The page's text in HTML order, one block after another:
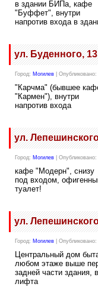
в здании БИПа, кафе
"Буффет", внутри
напротив входа в
ул. Буденного, 13
Город: Могилев |
"Карчма" (бывшее
"Кармен"), внутри
напротив входа
ул.
Город: Могилев |
кафе "Модерн", снизу
под входом,
туалет!
ул.
Город: Могилев |
Центральный дом
любом этаже выше
задней части здания,
лифта